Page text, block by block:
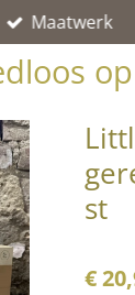
Maatwerk
st
€